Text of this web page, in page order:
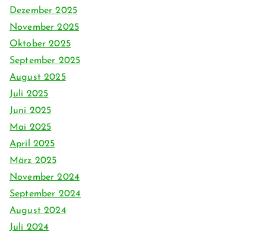
Dezember 2025
November 2025
Oktober 2025
September 2025
August 2025
Juli 2025
Juni 2025
Mai 2025
April 2025
März 2025
November 2024
September 2024
August 2024
Juli 2024